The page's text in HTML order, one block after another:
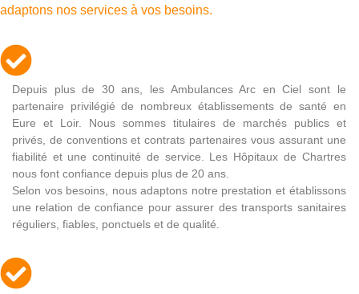
adaptons nos services à vos besoins.
Depuis plus de 30 ans, les Ambulances Arc en Ciel sont le
partenaire privilégié de nombreux établissements de santé en
Eure et Loir. Nous sommes titulaires de marchés publics et
privés, de conventions et contrats partenaires vous assurant une
fiabilité et une continuité de service. Les Hôpitaux de Chartres
nous font confiance depuis plus de 20 ans.
Selon vos besoins, nous adaptons notre prestation et établissons
une relation de confiance pour assurer des transports sanitaires
réguliers, fiables, ponctuels et de qualité.